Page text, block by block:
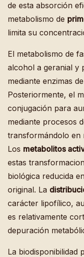
de esta absorción
metabolismo de
limita su
El metabolismo de
alcohol a geranial y
mediante enzimas
Posteriormente, el
conjugación para
mediante procesos
transformándolo en
Los metabolitos
estas
biológica reducida
original. La
carácter lipofílico,
es relativamente
depuración
La biodisponibilidad